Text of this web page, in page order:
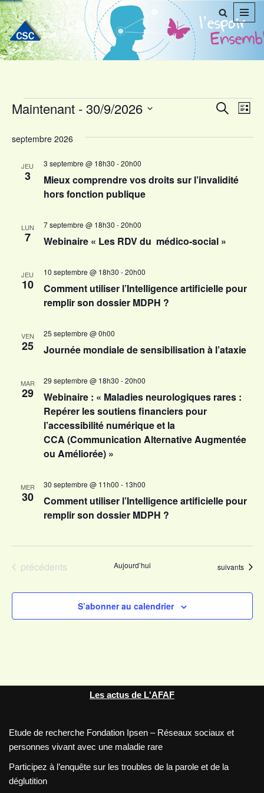
Aller
au
contenu
de
Recherche
Liste
Maintenant - 30/9/2026
une
septembre 2026
JEU
3
Mieux comprendre vos droits sur l’invalidité
hors fonction publique
3 septembre @ 18h30 -20h00
LUN
7 Webinaire « Les RDV du médico-social »
7 septembre @ 18h30 -20h00
JEU
10
Comment utiliser l’Intelligence artificielle pour
remplir son dossier MDPH ?
10 septembre @ 18h30 -20h00
VEN
25 Journée mondiale de sensibilisation à l’ataxie
25 septembre @ 0h00
MAR
29
Webinaire : « Maladies neurologiques rares :
Repérer les soutiens financiers pour
l’accessibilité numérique et la
CCA (Communication Alternative Augmentée
ou Améliorée) »
29 septembre @ 18h30 -20h00
MER
30
Comment utiliser l’Intelligence artificielle pour
remplir son dossier MDPH ?
30 septembre @ 11h00 - 13h00
Évènements
précédents Aujourd’hui Évènements
suivants
S’abonner au calendrier
Les actus de L'AFAF
Etude de recherche Fondation Ipsen – Réseaux sociaux et
personnes vivant avec une maladie rare
Participez à l’enquête sur les troubles de la parole et de la
déglutition